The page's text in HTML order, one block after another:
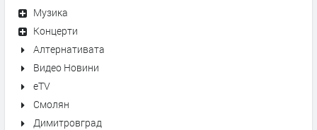
Музика
Концерти
Алтернативата
Видео Новини
eTV
Смолян
Димитровград